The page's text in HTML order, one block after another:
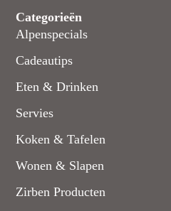
Categorieën
Alpenspecials
Cadeautips
Eten & Drinken
Servies
Koken & Tafelen
Wonen & Slapen
Zirben Producten